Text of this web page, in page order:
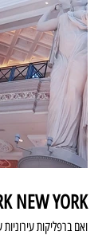
NEW YORK
ואם ברפליקות